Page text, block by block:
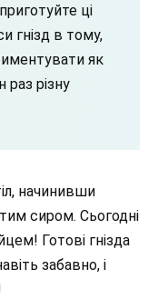
ці
гнізд в тому,
як
різну
начинивши
сиром. Сьогодні
Готові гнізда
забавно, і